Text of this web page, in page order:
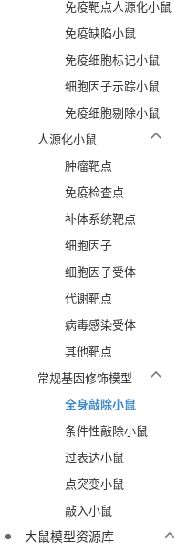
免疫靶点人源化小鼠
免疫缺陷小鼠
免疫细胞标记小鼠
细胞因子示踪小鼠
免疫细胞剔除小鼠
人源化小鼠
肿瘤靶点
免疫检查点
补体系统靶点
细胞因子
细胞因子受体
代谢靶点
病毒感染受体
其他靶点
常规基因修饰模型
全身敲除小鼠
条件性敲除小鼠
过表达小鼠
点突变小鼠
敲入小鼠
大鼠模型资源库